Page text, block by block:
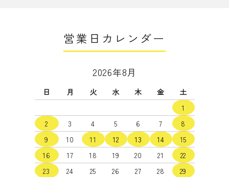
カテゴリー
検索する
営業日カレンダー
2026年8月
日 月 火 水 木 金
土
1
2
3 4 5 6 7
8
9
10 11 12 13 14
15
16
17 18 19 20 21
22
23
24 25 26 27 28
29